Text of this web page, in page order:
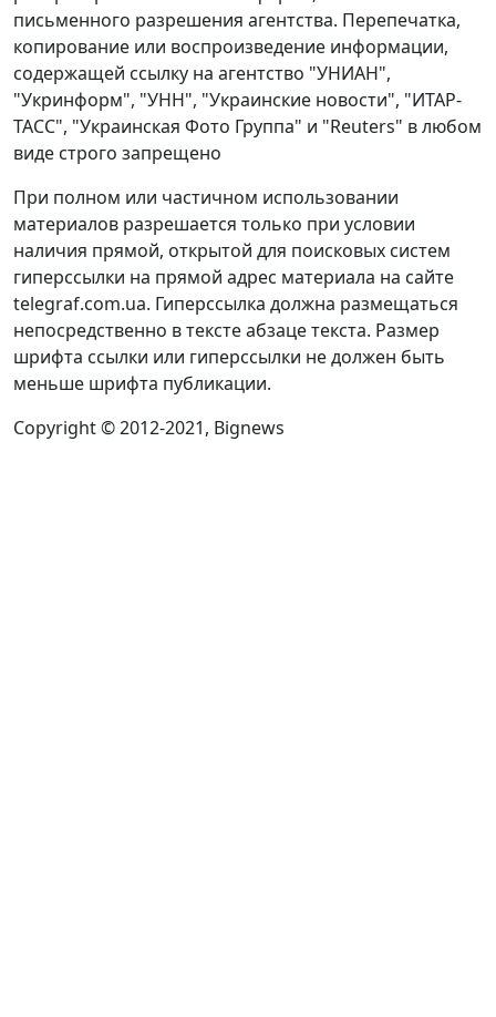
письменного разрешения агентства. Перепечатка,
копирование или воспроизведение информации,
содержащей ссылку на агентство "УНИАН",
"Укринформ", "УНН", "Украинские новости", "ИТАР-
ТАСС", "Украинская Фото Группа" и "Reuters" в любом
виде строго запрещено
При полном или частичном использовании
материалов разрешается только при условии
наличия прямой, открытой для поисковых систем
гиперссылки на прямой адрес материала на сайте
telegraf.com.ua. Гиперссылка должна размещаться
непосредственно в тексте абзаце текста. Размер
шрифта ссылки или гиперссылки не должен быть
меньше шрифта публикации.
Copyright © 2012-2021, Bignews